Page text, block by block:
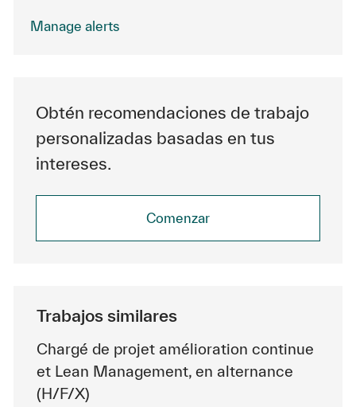
Manage alerts
Obtén recomendaciones de trabajo
personalizadas basadas en tus
intereses.
Comenzar
Trabajos similares
Chargé de projet amélioration continue
et Lean Management, en alternance
(H/F/X)